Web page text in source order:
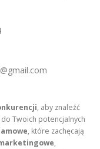
, aby znaleźć
Twoich potencjalnych
, które zachęcają
,